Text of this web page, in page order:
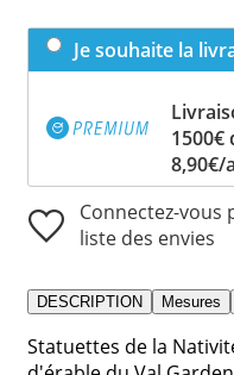
Je souhaite la
8,90€/
Connectez-
liste des envies
DESCRIPTION Mesures
Statuettes de la